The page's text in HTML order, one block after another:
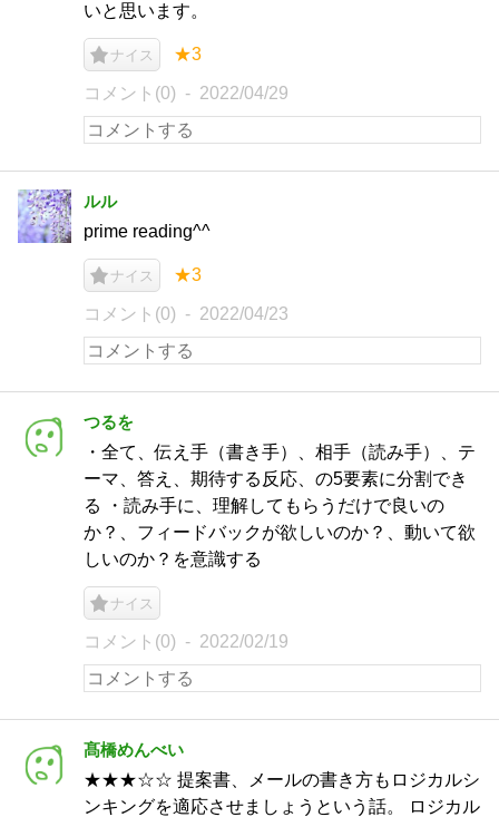
いと思います。
ナイス ★3
コメント(0) 2022/04/29
ルル
prime reading^^
ナイス ★3
コメント(0) 2022/04/23
つるを
・全て、伝え手（書き手）、相手（読み手）、テ
ーマ、答え、期待する反応、の5要素に分割でき
る ・読み手に、理解してもらうだけで良いの
か？、フィードバックが欲しいのか？、動いて欲
しいのか？を意識する
ナイス
コメント(0) 2022/02/19
髙橋めんべい
★★★☆☆ 提案書、メールの書き方もロジカルシ
ンキングを適応させましょうという話。 ロジカル